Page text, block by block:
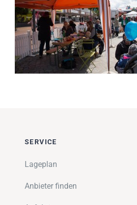
Impressionen
Über uns
SUCHE
SERVICE
Lageplan
Anbieter finden